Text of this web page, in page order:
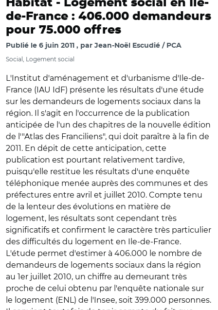
Habitat - Logement social en Ile-
de-France : 406.000 demandeurs
pour 75.000 offres
Publié le 6 juin 2011 par Jean-Noël Escudié / PCA
Social, Logement social
L'Institut d'aménagement et d'urbanisme d'Ile-de-
France (IAU IdF) présente les résultats d'une étude
sur les demandeurs de logements sociaux dans la
région. Il s'agit en l'occurrence de la publication
anticipée de l'un des chapitres de la nouvelle édition
de l'"Atlas des Franciliens", qui doit paraître à la fin de
2011. En dépit de cette anticipation, cette
publication est pourtant relativement tardive,
puisqu'elle restitue les résultats d'une enquête
téléphonique menée auprès des communes et des
préfectures entre avril et juillet 2010. Compte tenu
de la lenteur des évolutions en matière de
logement, les résultats sont cependant très
significatifs et confirment le caractère très particulier
des difficultés du logement en Ile-de-France.
L'étude permet d'estimer à 406.000 le nombre de
demandeurs de logements sociaux dans la région
au 1er juillet 2010, un chiffre au demeurant très
proche de celui obtenu par l'enquête nationale sur
le logement (ENL) de l'Insee, soit 399.000 personnes.